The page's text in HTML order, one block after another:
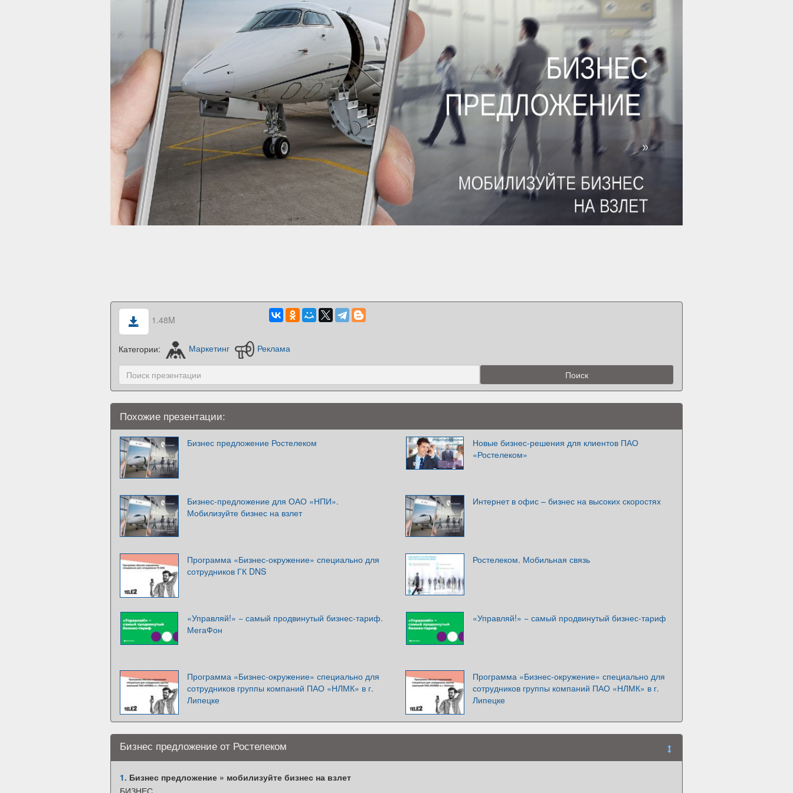
1.48M
Категории: Маркетинг Реклама
Похожие презентации:
Бизнес предложение Ростелеком
Новые бизнес-решения для клиентов ПАО
«Ростелеком»
Бизнес-предложение для ОАО «НПИ».
Мобилизуйте бизнес на взлет
Интернет в офис – бизнес на высоких скоростях
Программа «Бизнес-окружение» специально для
сотрудников ГК DNS
Ростелеком. Мобильная связь
«Управляй!» − самый продвинутый бизнес-тариф.
МегаФон
«Управляй!» − самый продвинутый бизнес-тариф
Программа «Бизнес-окружение» специально для
сотрудников группы компаний ПАО «НЛМК» в г.
Липецке
Программа «Бизнес-окружение» специально для
сотрудников группы компаний ПАО «НЛМК» в г.
Липецке
Бизнес предложение от Ростелеком
1. Бизнес предложение » мобилизуйте бизнес на взлет
БИЗНЕС